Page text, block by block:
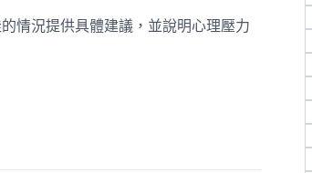
情況提供具體建議，並說明心理壓力